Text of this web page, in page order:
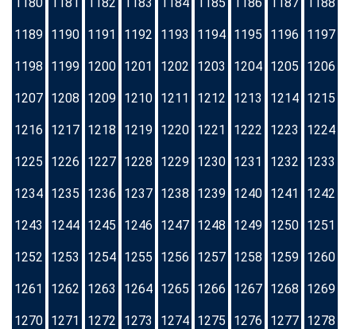
1189 1190 1191 1192 1193 1194 1195 1196 1197
1198 1199 1200 1201 1202 1203 1204 1205 1206
1207 1208 1209 1210 1211 1212 1213 1214 1215
1216 1217 1218 1219 1220 1221 1222 1223 1224
1225 1226 1227 1228 1229 1230 1231 1232 1233
1234 1235 1236 1237 1238 1239 1240 1241 1242
1243 1244 1245 1246 1247 1248 1249 1250 1251
1252 1253 1254 1255 1256 1257 1258 1259 1260
1261 1262 1263 1264 1265 1266 1267 1268 1269
1270 1271 1272 1273 1274 1275 1276 1277 1278